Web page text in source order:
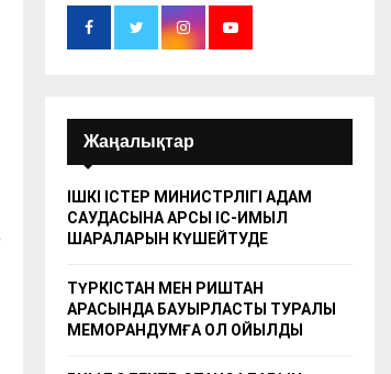
Жаңалықтар
ІШКІ ІСТЕР МИНИСТРЛІГІ АДАМ
САУДАСЫНА ҚАРСЫ ІС-ҚИМЫЛ
ШАРАЛАРЫН КҮШЕЙТУДЕ
ТҮРКІСТАН МЕН РИШТАН
АРАСЫНДА БАУЫРЛАСТЫҚ ТУРАЛЫ
МЕМОРАНДУМҒА ҚОЛ ҚОЙЫЛДЫ